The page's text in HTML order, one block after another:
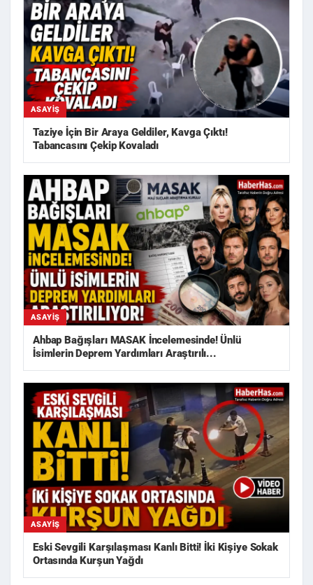
ASAYIŞ
Taziye İçin Bir Araya Geldiler, Kavga Çıktı!
Tabancasını Çekip Kovaladı
ASAYIŞ
Ahbap Bağışları MASAK İncelemesinde! Ünlü
İsimlerin Deprem Yardımları Araştırılı...
ASAYIŞ
Eski Sevgili Karşılaşması Kanlı Bitti! İki Kişiye Sokak
Ortasında Kurşun Yağdı